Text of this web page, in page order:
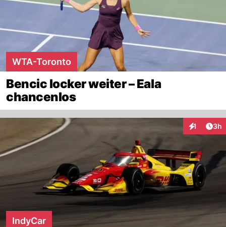
WTA-Toronto
Bencic locker weiter – Eala
chancenlos
1 3h
IndyCar